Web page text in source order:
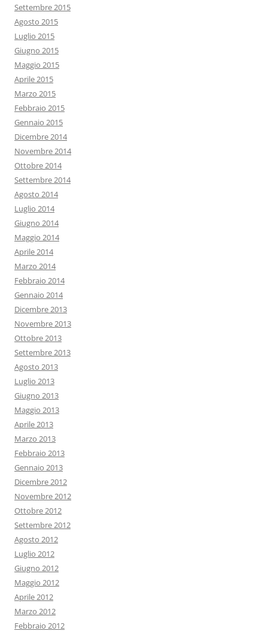
Settembre 2015
Agosto 2015
Luglio 2015
Giugno 2015
Maggio 2015
Aprile 2015
Marzo 2015
Febbraio 2015
Gennaio 2015
Dicembre 2014
Novembre 2014
Ottobre 2014
Settembre 2014
Agosto 2014
Luglio 2014
Giugno 2014
Maggio 2014
Aprile 2014
Marzo 2014
Febbraio 2014
Gennaio 2014
Dicembre 2013
Novembre 2013
Ottobre 2013
Settembre 2013
Agosto 2013
Luglio 2013
Giugno 2013
Maggio 2013
Aprile 2013
Marzo 2013
Febbraio 2013
Gennaio 2013
Dicembre 2012
Novembre 2012
Ottobre 2012
Settembre 2012
Agosto 2012
Luglio 2012
Giugno 2012
Maggio 2012
Aprile 2012
Marzo 2012
Febbraio 2012